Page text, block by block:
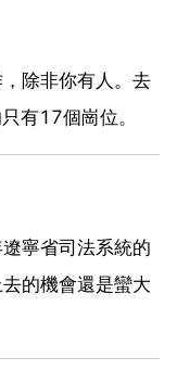
除非你有人。去
有17個崗位。
寧省司法系統的
的機會還是蠻大